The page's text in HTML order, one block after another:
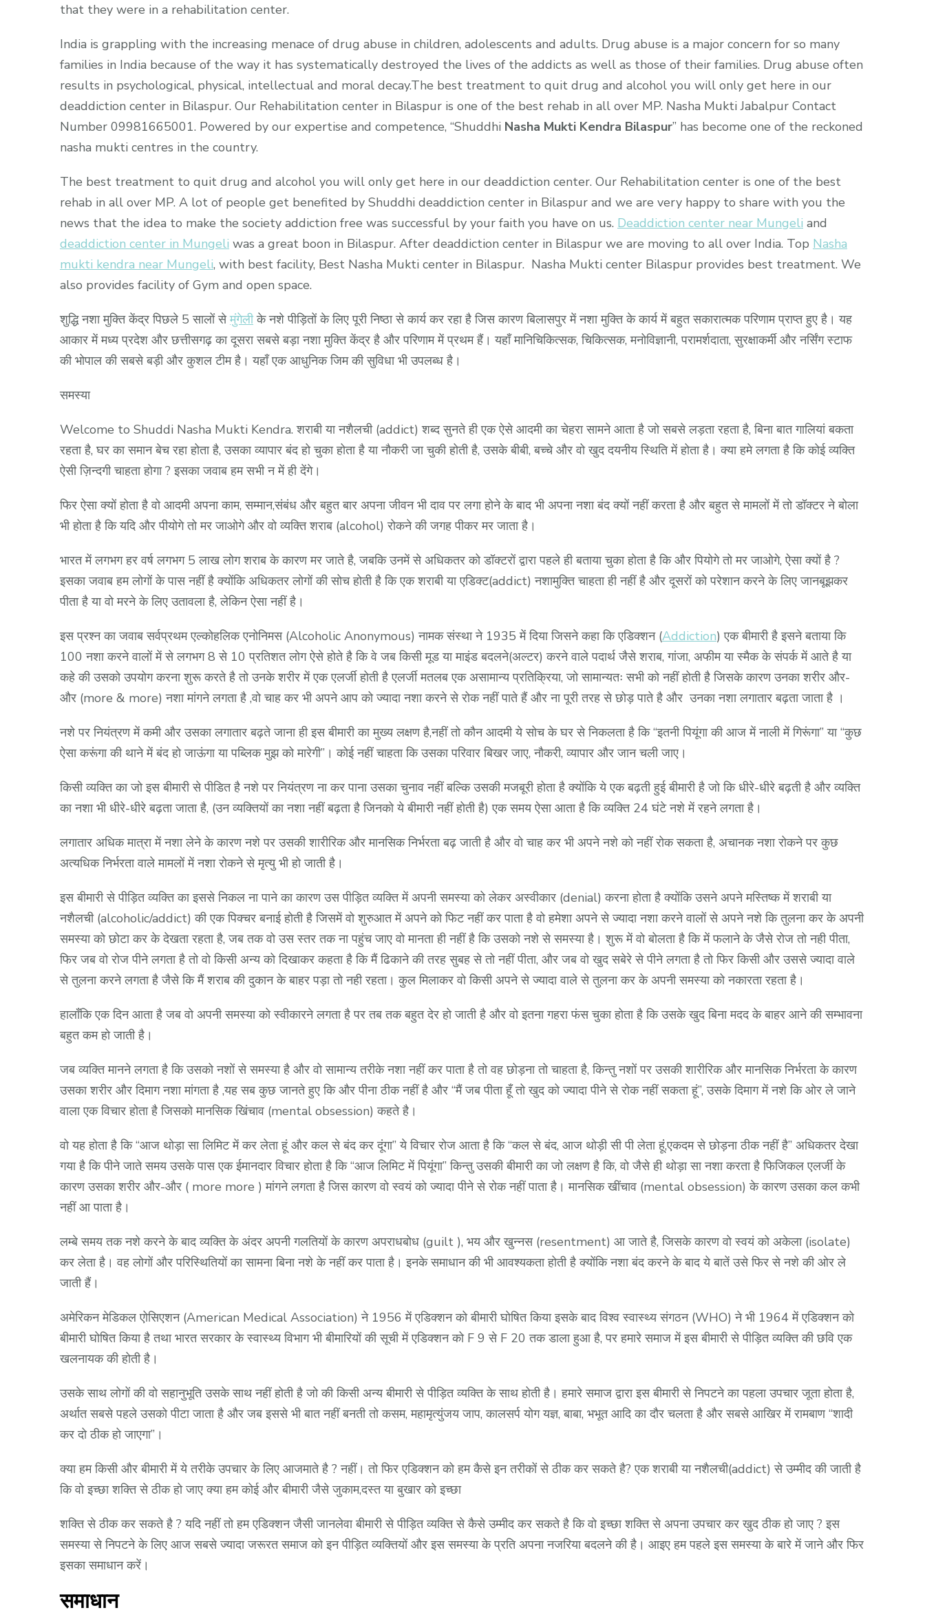
that they were in a rehabilitation center.
India is grappling with the increasing menace of drug abuse in children, adolescents and adults. Drug abuse is a major concern for so many
families in India because of the way it has systematically destroyed the lives of the addicts as well as those of their families. Drug abuse often
results in psychological, physical, intellectual and moral decay.The best treatment to quit drug and alcohol you will only get here in our
deaddiction center in Bilaspur. Our Rehabilitation center in Bilaspur is one of the best rehab in all over MP. Nasha Mukti Jabalpur Contact
Number 09981665001. Powered by our expertise and competence, “Shuddhi Nasha Mukti Kendra Bilaspur” has become one of the reckoned
nasha mukti centres in the country.
The best treatment to quit drug and alcohol you will only get here in our deaddiction center. Our Rehabilitation center is one of the best
rehab in all over MP. A lot of people get benefited by Shuddhi deaddiction center in Bilaspur and we are very happy to share with you the
news that the idea to make the society addiction free was successful by your faith you have on us. Deaddiction center near Mungeli and
deaddiction center in Mungeli was a great boon in Bilaspur. After deaddiction center in Bilaspur we are moving to all over India. Top Nasha
mukti kendra near Mungeli, with best facility, Best Nasha Mukti center in Bilaspur. Nasha Mukti center Bilaspur provides best treatment. We
also provides facility of Gym and open space.
शुद्धि नशा मुक्ति केंद्र पिछले 5 सालों सेमुंगेलीके नशे पीड़ितों के लिए पूरी निष्ठा से कार्य कर रहा है जिस कारण बिलासपुर में नशा मुक्ति के कार्य में बहुत सकारात्मक परिणाम प्राप्त हुए है। यह
आकार में मध्य प्रदेश और छत्तीसगढ़ का दूसरा सबसे बड़ा नशा मुक्ति केंद्र है और परिणाम में प्रथम हैं। यहाँ मानिचिकित्सक, चिकित्सक, मनोविज्ञानी, परामर्शदाता, सुरक्षाकर्मी और नर्सिंग स्टाफ
की भोपाल की सबसे बड़ी और कुशल टीम है। यहाँ एक आधुनिक जिम की सुविधा भी उपलब्ध है।
समस्या
Welcome to Shuddi Nasha Mukti Kendra. शराबी या नशैलची (addict) शब्द सुनते ही एक ऐसे आदमी का चेहरा सामने आता है जो सबसे लड़ता रहता है, बिना बात गालियां बकता
रहता है, घर का समान बेच रहा होता है, उसका व्यापार बंद हो चुका होता है या नौकरी जा चुकी होती है, उसके बीबी, बच्चे और वो खुद दयनीय स्थिति में होता है। क्या हमे लगता है कि कोई व्यक्ति
ऐसी ज़िन्दगी चाहता होगा ? इसका जवाब हम सभी न में ही देंगे।
फिर ऐसा क्यों होता है वो आदमी अपना काम, सम्मान,संबंध और बहुत बार अपना जीवन भी दाव पर लगा होने के बाद भी अपना नशा बंद क्यों नहीं करता है और बहुत से मामलों में तो डॉक्टर ने बोला
भी होता है कि यदि और पीयोगे तो मर जाओगे और वो व्यक्ति शराब (alcohol) रोकने की जगह पीकर मर जाता है।
भारत में लगभग हर वर्ष लगभग 5 लाख लोग शराब के कारण मर जाते है, जबकि उनमें से अधिकतर को डॉक्टरों द्वारा पहले ही बताया चुका होता है कि और पियोगे तो मर जाओगे, ऐसा क्यों है ?
इसका जवाब हम लोगों के पास नहीं है क्योंकि अधिकतर लोगों की सोच होती है कि एक शराबी या एडिक्ट(addict) नशामुक्ति चाहता ही नहीं है और दूसरों को परेशान करने के लिए जानबूझकर
पीता है या वो मरने के लिए उतावला है, लेकिन ऐसा नहीं है।
इस प्रश्न का जवाब सर्वप्रथम एल्कोहलिक एनोनिमस (Alcoholic Anonymous) नामक संस्था ने 1935 में दिया जिसने कहा कि एडिक्शन (Addiction) एक बीमारी है इसने बताया कि
100 नशा करने वालों में से लगभग 8 से 10 प्रतिशत लोग ऐसे होते है कि वे जब किसी मूड या माइंड बदलने(अल्टर) करने वाले पदार्थ जैसे शराब, गांजा, अफीम या स्मैक के संपर्क में आते है या
कहे की उसको उपयोग करना शुरू करते है तो उनके शरीर में एक एलर्जी होती है एलर्जी मतलब एक असामान्य प्रतिक्रिया, जो सामान्यतः सभी को नहीं होती है जिसके कारण उनका शरीर और-
और (more & more) नशा मांगने लगता है ,वो चाह कर भी अपने आप को ज्यादा नशा करने से रोक नहीं पाते हैं और ना पूरी तरह से छोड़ पाते है और उनका नशा लगातार बढ़ता जाता है ।
नशे पर नियंत्रण में कमी और उसका लगातार बढ़ते जाना ही इस बीमारी का मुख्य लक्षण है,नहीं तो कौन आदमी ये सोच के घर से निकलता है कि “इतनी पियूंगा की आज में नाली में गिरूंगा” या “कुछ
ऐसा करूंगा की थाने में बंद हो जाऊंगा या पब्लिक मुझ को मारेगी”। कोई नहीं चाहता कि उसका परिवार बिखर जाए, नौकरी, व्यापार और जान चली जाए।
किसी व्यक्ति का जो इस बीमारी से पीडित है नशे पर नियंत्रण ना कर पाना उसका चुनाव नहीं बल्कि उसकी मजबूरी होता है क्योंकि ये एक बढ़ती हुई बीमारी है जो कि धीरे-धीरे बढ़ती है और व्यक्ति
का नशा भी धीरे-धीरे बढ़ता जाता है, (उन व्यक्तियों का नशा नहीं बढ़ता है जिनको ये बीमारी नहीं होती है) एक समय ऐसा आता है कि व्यक्ति 24 घंटे नशे में रहने लगता है।
लगातार अधिक मात्रा में नशा लेने के कारण नशे पर उसकी शारीरिक और मानसिक निर्भरता बढ़ जाती है और वो चाह कर भी अपने नशे को नहीं रोक सकता है, अचानक नशा रोकने पर कुछ
अत्यधिक निर्भरता वाले मामलों में नशा रोकने से मृत्यु भी हो जाती है।
इस बीमारी से पीड़ित व्यक्ति का इससे निकल ना पाने का कारण उस पीड़ित व्यक्ति में अपनी समस्या को लेकर अस्वीकार (denial) करना होता है क्योंकि उसने अपने मस्तिष्क में शराबी या
नशैलची (alcoholic/addict) की एक पिक्चर बनाई होती है जिसमें वो शुरुआत में अपने को फिट नहीं कर पाता है वो हमेशा अपने से ज्यादा नशा करने वालों से अपने नशे कि तुलना कर के अपनी
समस्या को छोटा कर के देखता रहता है, जब तक वो उस स्तर तक ना पहुंच जाए वो मानता ही नहीं है कि उसको नशे से समस्या है। शुरू में वो बोलता है कि में फलाने के जैसे रोज तो नही पीता,
फिर जब वो रोज पीने लगता है तो वो किसी अन्य को दिखाकर कहता है कि मैं ढिकाने की तरह सुबह से तो नहीं पीता, और जब वो खुद सबेरे से पीने लगता है तो फिर किसी और उससे ज्यादा वाले
से तुलना करने लगता है जैसे कि मैं शराब की दुकान के बाहर पड़ा तो नही रहता। कुल मिलाकर वो किसी अपने से ज्यादा वाले से तुलना कर के अपनी समस्या को नकारता रहता है।
हालाँकि एक दिन आता है जब वो अपनी समस्या को स्वीकारने लगता है पर तब तक बहुत देर हो जाती है और वो इतना गहरा फंस चुका होता है कि उसके खुद बिना मदद के बाहर आने की सम्भावना
बहुत कम हो जाती है।
जब व्यक्ति मानने लगता है कि उसको नशों से समस्या है और वो सामान्य तरीके नशा नहीं कर पाता है तो वह छोड़ना तो चाहता है, किन्तु नशों पर उसकी शारीरिक और मानसिक निर्भरता के कारण
उसका शरीर और दिमाग नशा मांगता है ,यह सब कुछ जानते हुए कि और पीना ठीक नहीं है और “मैं जब पीता हूँ तो खुद को ज्यादा पीने से रोक नहीं सकता हूं”, उसके दिमाग में नशे कि ओर ले जाने
वाला एक विचार होता है जिसको मानसिक खिंचाव (mental obsession) कहते है।
वो यह होता है कि “आज थोड़ा सा लिमिट में कर लेता हूं और कल से बंद कर दूंगा” ये विचार रोज आता है कि “कल से बंद, आज थोड़ी सी पी लेता हूं,एकदम से छोड़ना ठीक नहीं है” अधिकतर देखा
गया है कि पीने जाते समय उसके पास एक ईमानदार विचार होता है कि “आज लिमिट में पियूंगा” किन्तु उसकी बीमारी का जो लक्षण है कि, वो जैसे ही थोड़ा सा नशा करता है फिजिकल एलर्जी के
कारण उसका शरीर और-और ( more more ) मांगने लगता है जिस कारण वो स्वयं को ज्यादा पीने से रोक नहीं पाता है। मानसिक खींचाव (mental obsession) के कारण उसका कल कभी
नहीं आ पाता है।
लम्बे समय तक नशे करने के बाद व्यक्ति के अंदर अपनी गलतियों के कारण अपराधबोध (guilt ), भय और खुन्नस (resentment) आ जाते है, जिसके कारण वो स्वयं को अकेला (isolate)
कर लेता है। वह लोगों और परिस्थितियों का सामना बिना नशे के नहीं कर पाता है। इनके समाधान की भी आवश्यकता होती है क्योंकि नशा बंद करने के बाद ये बातें उसे फिर से नशे की ओर ले
जाती हैं।
अमेरिकन मेडिकल एोसिएशन (American Medical Association) ने 1956 में एडिक्शन को बीमारी घोषित किया इसके बाद विश्व स्वास्थ्य संगठन (WHO) ने भी 1964 में एडिक्शन को
बीमारी घोषित किया है तथा भारत सरकार के स्वास्थ्य विभाग भी बीमारियों की सूची में एडिक्शन को F 9 से F 20 तक डाला हुआ है, पर हमारे समाज में इस बीमारी से पीड़ित व्यक्ति की छवि एक
खलनायक की होती है।
उसके साथ लोगों की वो सहानुभूति उसके साथ नहीं होती है जो की किसी अन्य बीमारी से पीड़ित व्यक्ति के साथ होती है। हमारे समाज द्वारा इस बीमारी से निपटने का पहला उपचार जूता होता है,
अर्थात सबसे पहले उसको पीटा जाता है और जब इससे भी बात नहीं बनती तो कसम, महामृत्युंजय जाप, कालसर्प योग यज्ञ, बाबा, भभूत आदि का दौर चलता है और सबसे आखिर में रामबाण “शादी
कर दो ठीक हो जाएगा”।
क्या हम किसी और बीमारी में ये तरीके उपचार के लिए आजमाते है ? नहीं। तो फिर एडिक्शन को हम कैसे इन तरीकों से ठीक कर सकते है? एक शराबी या नशैलची(addict) से उम्मीद की जाती है
कि वो इच्छा शक्ति से ठीक हो जाए क्या हम कोई और बीमारी जैसे जुकाम,दस्त या बुखार को इच्छा
शक्ति से ठीक कर सकते है ? यदि नहीं तो हम एडिक्शन जैसी जानलेवा बीमारी से पीड़ित व्यक्ति से कैसे उम्मीद कर सकते है कि वो इच्छा शक्ति से अपना उपचार कर खुद ठीक हो जाए ? इस
समस्या से निपटने के लिए आज सबसे ज्यादा जरूरत समाज को इन पीड़ित व्यक्तियों और इस समस्या के प्रति अपना नजरिया बदलने की है। आइए हम पहले इस समस्या के बारे में जाने और फिर
इसका समाधान करें।
समाधान